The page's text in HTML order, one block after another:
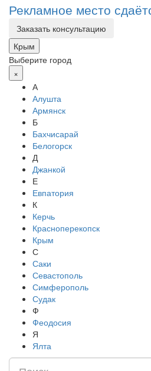
Рекламное место
Заказать консультацию
Крым
Выберите город
×
А
Алушта
Армянск
Б
Бахчисарай
Белогорск
Д
Джанкой
Е
Евпатория
К
Керчь
Красноперекопск
Крым
С
Саки
Севастополь
Симферополь
Судак
Ф
Феодосия
Я
Ялта